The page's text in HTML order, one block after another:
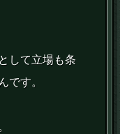
して立場も条
です。